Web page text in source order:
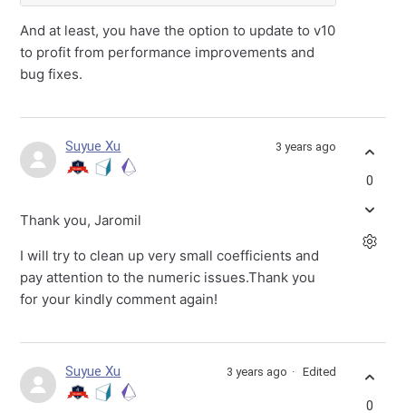
And at least, you have the option to update to v10
to profit from performance improvements and
bug fixes.
Suyue Xu 3 years ago
Thank you, Jaromil
I will try to clean up very small coefficients and
pay attention to the numeric issues.Thank you
for your kindly comment again!
0
Suyue Xu 3 years ago Edited
0